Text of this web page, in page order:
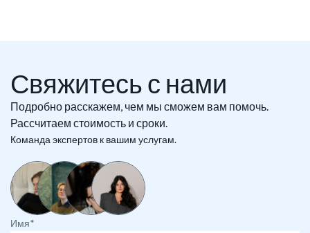
Свяжитесь с нами
Подробно расскажем, чем мы сможем вам помочь.
Рассчитаем стоимость и сроки.
Команда экспертов к вашим услугам.
Имя*